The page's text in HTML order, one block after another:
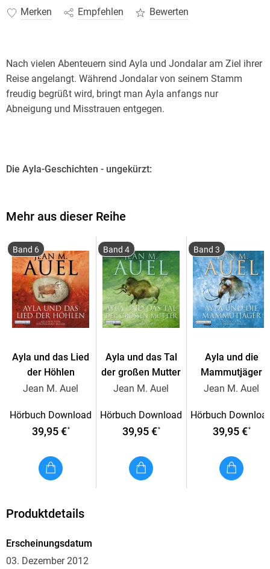
Merken Empfehlen Bewerten
Nach vielen Abenteuern sind Ayla und Jondalar am Ziel ihrer
Reise angelangt. Während Jondalar von seinem Stamm
freudig begrüßt wird, bringt man Ayla anfangs nur
Abneigung und Misstrauen entgegen.
Die Ayla-Geschichten - ungekürzt:
Ayla 03. Ayla und die Mammutjäger
Ayla 04. Ayla und das Tal der großen Mutter
Ayla 05. Ayla und der Stein des Feuers
Mehr aus dieser Reihe
Band 6
Ayla und das Lied
der Höhlen
Jean M. Auel
Hörbuch Download
39,95 €*
Band 4
Ayla und das Tal
der großen Mutter
Jean M. Auel
Hörbuch Download
39,95 €*
Band 3
Ayla und die
Mammutjäger
Jean M. Auel
Hörbuch
39,95 €*
Produktdetails
Erscheinungsdatum
03. Dezember 2012